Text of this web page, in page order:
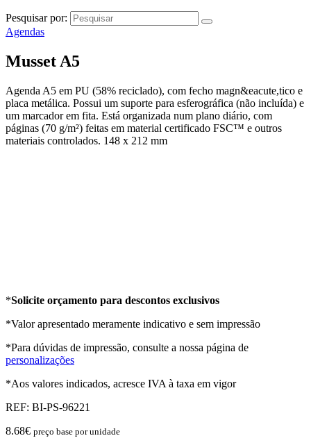
Pesquisar por:
Agendas
Musset A5
Agenda A5 em PU (58% reciclado), com fecho magn&eacute,tico e
placa metálica. Possui um suporte para esferográfica (não incluída) e
um marcador em fita. Está organizada num plano diário, com
páginas (70 g/m²) feitas em material certificado FSC™ e outros
materiais controlados. 148 x 212 mm
*Solicite orçamento para descontos exclusivos
*Valor apresentado meramente indicativo e sem impressão
*Para dúvidas de impressão, consulte a nossa página de
personalizações
*Aos valores indicados, acresce IVA à taxa em vigor
REF: BI-PS-96221
8.68€ preço base por unidade